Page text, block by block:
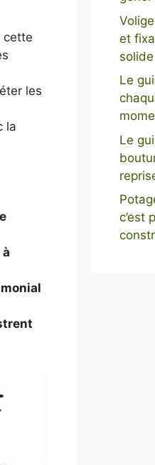
cette
les
la
et
solide
Le
Le
c’est